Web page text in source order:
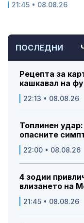
ПОСЛЕДНИ
Рецепта за
кашкавал на
22:13 • 08.08.26
Топлинен
опасните
22:00 • 08.08.26
4 зодии
влизането на
21:45 • 08.08.26
21:45 • 08.08.26